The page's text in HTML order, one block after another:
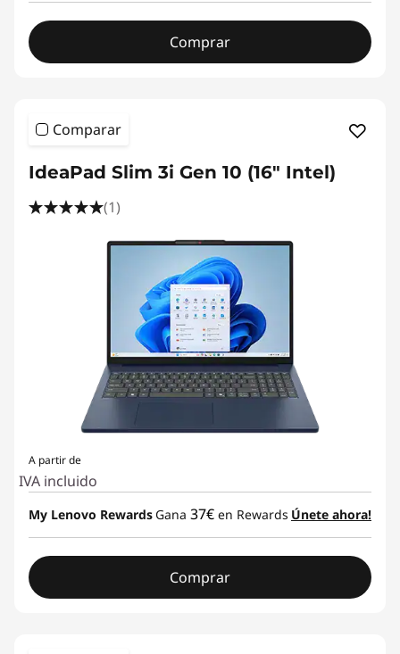
Comprar
Comparar
IdeaPad Slim 3i Gen 10 (16" Intel)
(1)
A partir de
IVA incluido
My Lenovo Rewards Gana 37€ en Rewards Únete ahora!
Comprar